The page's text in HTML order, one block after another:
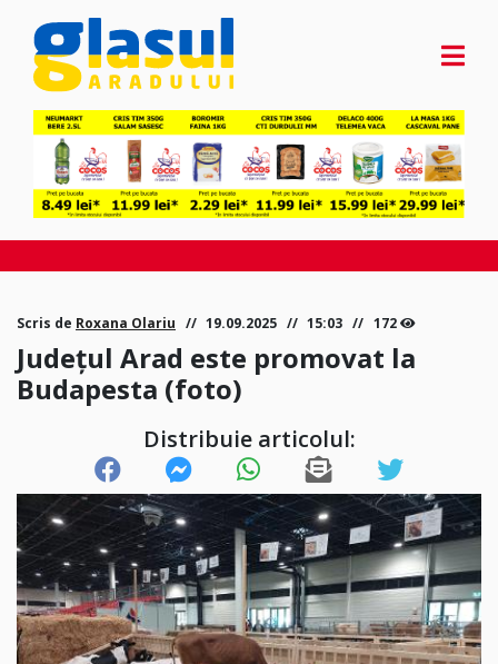
Scris de Roxana Olariu 19.09.2025 15:03 172
Județul Arad este promovat la
Budapesta (foto)
Distribuie articolul: